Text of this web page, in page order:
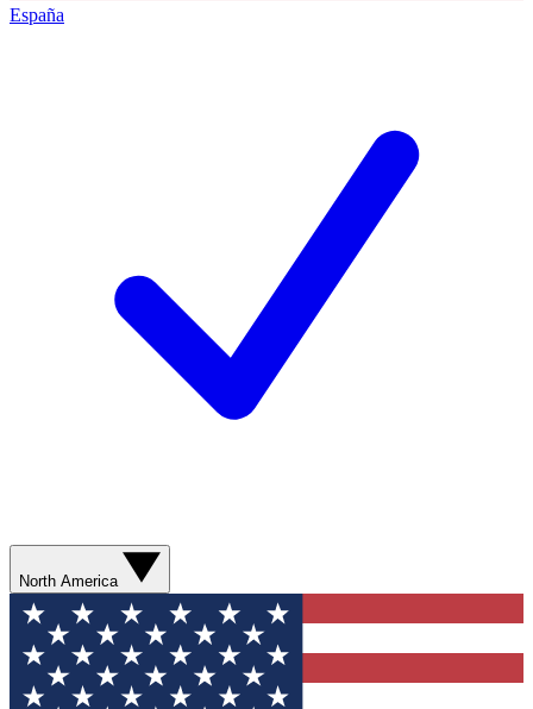
España
North America